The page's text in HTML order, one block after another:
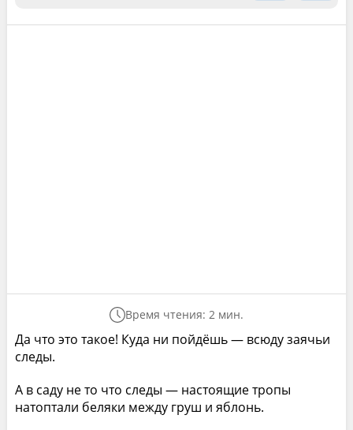
Время чтения: 2 мин.
Да что это такое! Куда ни пойдёшь — всюду заячьи
следы.
А в саду не то что следы — настоящие тропы
натоптали беляки между груш и яблонь.